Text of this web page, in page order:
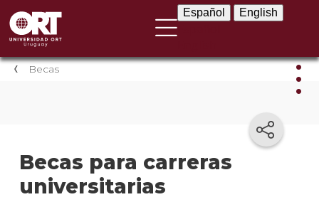
Español English
Becas
Becas para carreras
universitarias